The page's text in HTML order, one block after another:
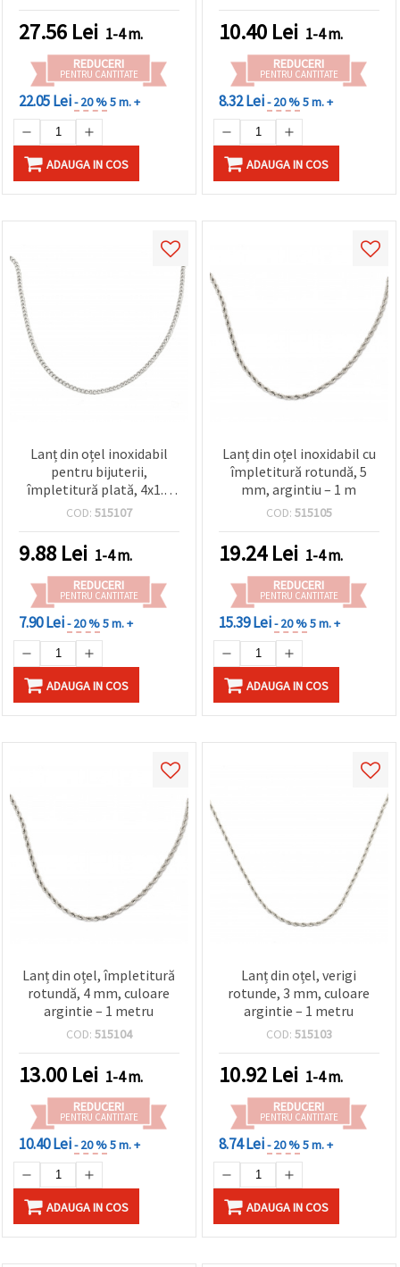
27.56 Lei 1-4 m.
REDUCERI
PENTRU CANTITATE
22.05 Lei- 20 %5 m. +
ADAUGA IN COS
10.40 Lei 1-4 m.
REDUCERI
PENTRU CANTITATE
8.32 Lei- 20 %5 m. +
ADAUGA IN COS
Lanț din oțel inoxidabil
pentru bijuterii,
împletitură plată, 4x1.5
mm, argintiu - 1 metru
COD: 515107
9.88 Lei 1-4 m.
REDUCERI
PENTRU CANTITATE
7.90 Lei- 20 %5 m. +
ADAUGA IN COS
Lanț din oțel inoxidabil cu
împletitură rotundă, 5
mm, argintiu – 1 m
COD: 515105
19.24Lei 1-4 m.
REDUCERI
PENTRU CANTITATE
15.39 Lei- 20 %5 m. +
ADAUGA IN COS
Lanț din oțel, împletitură
rotundă, 4 mm, culoare
argintie – 1 metru
COD: 515104
13.00 Lei 1-4 m.
REDUCERI
PENTRU CANTITATE
10.40 Lei- 20 %5 m. +
ADAUGA IN COS
Lanț din oțel, verigi
rotunde, 3 mm, culoare
argintie – 1 metru
COD: 515103
10.92 Lei 1-4 m.
REDUCERI
PENTRU CANTITATE
8.74 Lei- 20 %5 m. +
ADAUGA IN COS